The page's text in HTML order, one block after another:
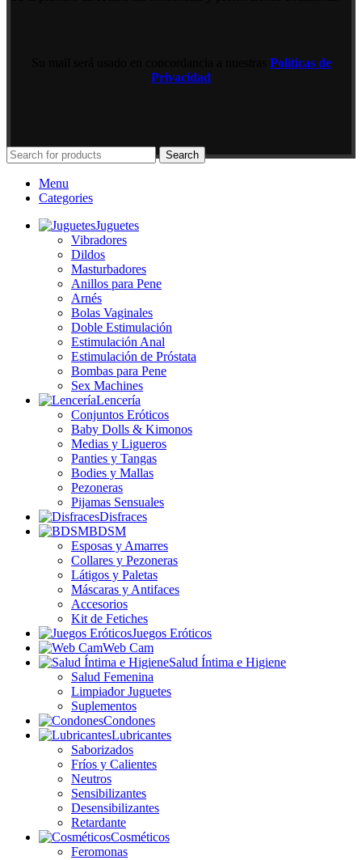
Políticas de
Privacidad
Search
Menu
Categories
Juguetes
Vibradores
Dildos
Masturbadores
Anillos para Pene
Arnés
Bolas Vaginales
Doble Estimulación
Estimulación Anal
Estimulación de Próstata
Bombas para Pene
Sex Machines
Lencería
Conjuntos Eróticos
Baby Dolls & Kimonos
Medias y Ligueros
Panties y Tangas
Bodies y Mallas
Pezoneras
Pijamas Sensuales
Disfraces
BDSM
Esposas y Amarres
Collares y Pezoneras
Látigos y Paletas
Máscaras y Antifaces
Accesorios
Kit de Fetiches
Juegos Eróticos
Web Cam
Salud Íntima e Higiene
Salud Femenina
Limpiador Juguetes
Suplementos
Condones
Lubricantes
Saborizados
Fríos y Calientes
Neutros
Sensibilizantes
Desensibilizantes
Retardante
Cosméticos
Feromonas